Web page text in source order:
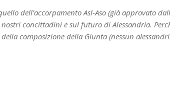
dell’accorpamento Asl-Aso (già approvato
concittadini e sul futuro di Alessandria.
composizione della Giunta (nessun